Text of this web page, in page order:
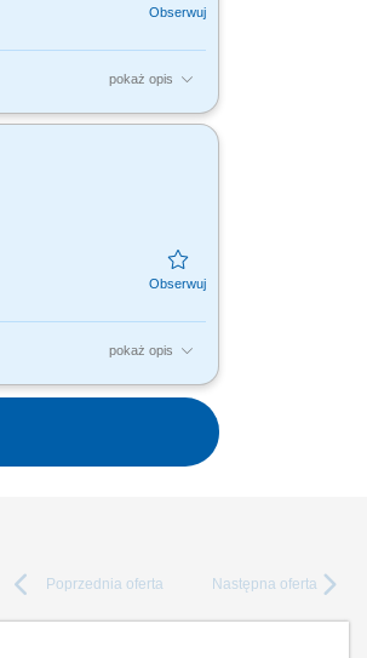
pokaż opis
–
pokaż opis
–
Poprzednia oferta Następna oferta